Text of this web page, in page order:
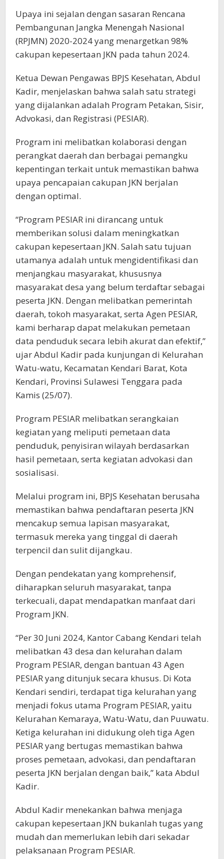
Upaya ini sejalan dengan sasaran Rencana
Pembangunan Jangka Menengah Nasional
(RPJMN) 2020-2024 yang menargetkan 98%
cakupan kepesertaan JKN pada tahun 2024.
Ketua Dewan Pengawas BPJS Kesehatan, Abdul
Kadir, menjelaskan bahwa salah satu strategi
yang dijalankan adalah Program Petakan, Sisir,
Advokasi, dan Registrasi (PESIAR).
Program ini melibatkan kolaborasi dengan
perangkat daerah dan berbagai pemangku
kepentingan terkait untuk memastikan bahwa
upaya pencapaian cakupan JKN berjalan
dengan optimal.
“Program PESIAR ini dirancang untuk
memberikan solusi dalam meningkatkan
cakupan kepesertaan JKN. Salah satu tujuan
utamanya adalah untuk mengidentifikasi dan
menjangkau masyarakat, khususnya
masyarakat desa yang belum terdaftar sebagai
peserta JKN. Dengan melibatkan pemerintah
daerah, tokoh masyarakat, serta Agen PESIAR,
kami berharap dapat melakukan pemetaan
data penduduk secara lebih akurat dan efektif,”
ujar Abdul Kadir pada kunjungan di Kelurahan
Watu-watu, Kecamatan Kendari Barat, Kota
Kendari, Provinsi Sulawesi Tenggara pada
Kamis (25/07).
Program PESIAR melibatkan serangkaian
kegiatan yang meliputi pemetaan data
penduduk, penyisiran wilayah berdasarkan
hasil pemetaan, serta kegiatan advokasi dan
sosialisasi.
Melalui program ini, BPJS Kesehatan berusaha
memastikan bahwa pendaftaran peserta JKN
mencakup semua lapisan masyarakat,
termasuk mereka yang tinggal di daerah
terpencil dan sulit dijangkau.
Dengan pendekatan yang komprehensif,
diharapkan seluruh masyarakat, tanpa
terkecuali, dapat mendapatkan manfaat dari
Program JKN.
“Per 30 Juni 2024, Kantor Cabang Kendari telah
melibatkan 43 desa dan kelurahan dalam
Program PESIAR, dengan bantuan 43 Agen
PESIAR yang ditunjuk secara khusus. Di Kota
Kendari sendiri, terdapat tiga kelurahan yang
menjadi fokus utama Program PESIAR, yaitu
Kelurahan Kemaraya, Watu-Watu, dan Puuwatu.
Ketiga kelurahan ini didukung oleh tiga Agen
PESIAR yang bertugas memastikan bahwa
proses pemetaan, advokasi, dan pendaftaran
peserta JKN berjalan dengan baik,” kata Abdul
Kadir.
Abdul Kadir menekankan bahwa menjaga
cakupan kepesertaan JKN bukanlah tugas yang
mudah dan memerlukan lebih dari sekadar
pelaksanaan Program PESIAR.